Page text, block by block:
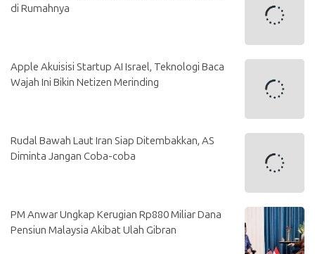
di Rumahnya
Apple Akuisisi Startup AI Israel, Teknologi Baca
Wajah Ini Bikin Netizen Merinding
Rudal Bawah Laut Iran Siap Ditembakkan, AS
Diminta Jangan Coba-coba
PM Anwar Ungkap Kerugian Rp880 Miliar Dana
Pensiun Malaysia Akibat Ulah Gibran